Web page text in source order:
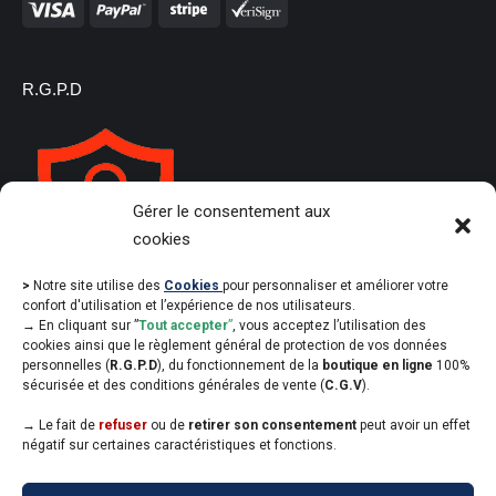
Gérer le consentement aux
cookies
> Notre site utilise des Cookies pour personnaliser et améliorer votre
confort d'utilisation et l’expérience de nos utilisateurs.
→ En cliquant sur ”Tout accepter”, vous acceptez l’utilisation des
cookies ainsi que le règlement général de protection de vos données
personnelles ( R.G.P.D), du fonctionnement de la boutique en ligne 100%
sécurisée et des conditions générales de vente (C.G.V).
→ Le fait de refuser ou de retirer son consentement peut avoir un effet
négatif sur certaines caractéristiques et fonctions.
R.G.P.D